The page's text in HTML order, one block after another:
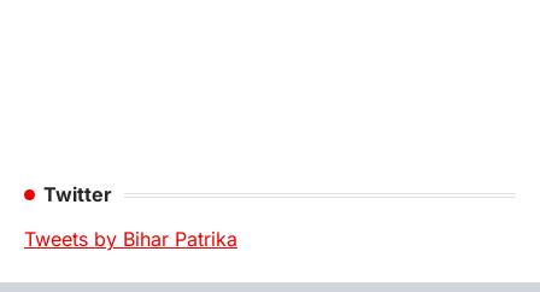
Twitter
Tweets by Bihar Patrika